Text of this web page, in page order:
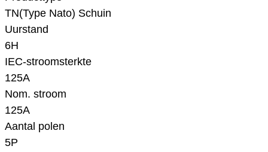
TN(Type Nato) Schuin
Uurstand
6H
IEC-stroomsterkte
125A
Nom. stroom
125A
Aantal polen
5P